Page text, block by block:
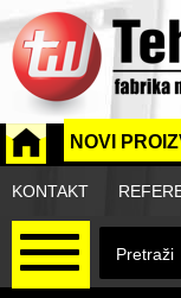
NOVI
KONTAKT